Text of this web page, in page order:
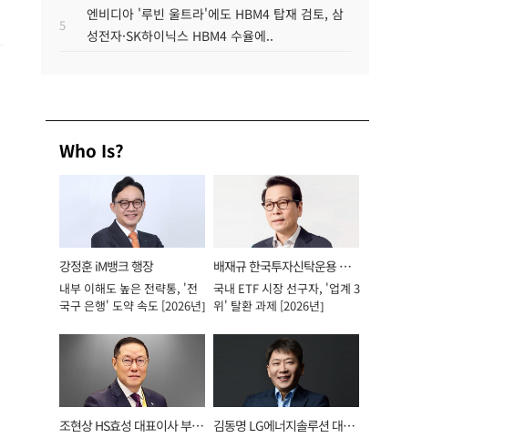
5
엔비디아 '루빈 울트라'에도 HBM4 탑재 검토, 삼
성전자·SK하이닉스 HBM4 수율에..
Who Is?
강정훈 iM뱅크 행장
내부 이해도 높은 전략통, '전
국구 은행' 도약 속도 [2026년]
배재규 한국투자신탁운용 대
표이사 사장
국내 ETF 시장 선구자, '업계 3
위' 탈환 과제 [2026년]
조현상 HS효성 대표이사 부회
김동명 LG에너지솔루션 대표